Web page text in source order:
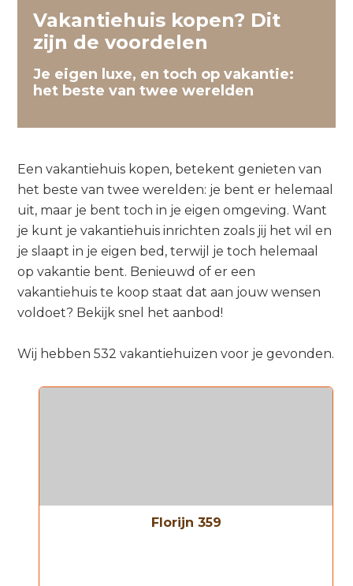
Vakantiehuis kopen? Dit
zijn de voordelen
Je eigen luxe, en toch op vakantie:
het beste van twee werelden
Een vakantiehuis kopen, betekent genieten van
het beste van twee werelden: je bent er helemaal
uit, maar je bent toch in je eigen omgeving. Want
je kunt je vakantiehuis inrichten zoals jij het wil en
je slaapt in je eigen bed, terwijl je toch helemaal
op vakantie bent. Benieuwd of er een
vakantiehuis te koop staat dat aan jouw wensen
voldoet? Bekijk snel het aanbod!
Wij hebben 532 vakantiehuizen voor je gevonden.
Florijn 359